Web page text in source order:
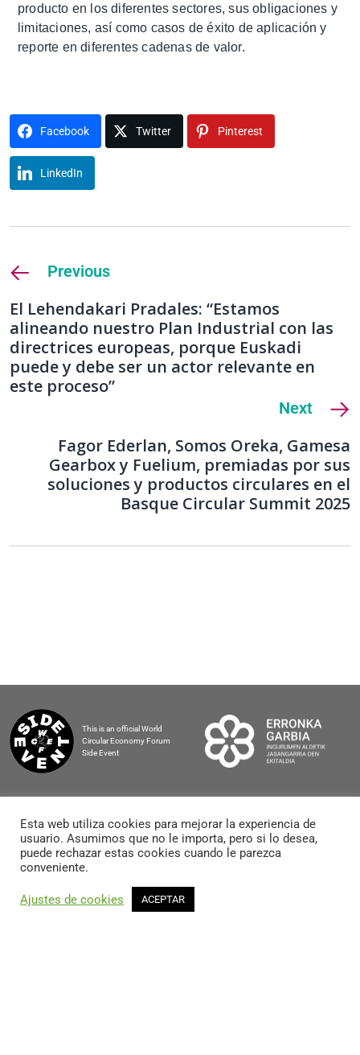
producto en los diferentes sectores, sus obligaciones y
limitaciones, así como casos de éxito de aplicación y
reporte en diferentes cadenas de valor.
Facebook Twitter Pinterest
LinkedIn
Previous
El Lehendakari Pradales: “Estamos
alineando nuestro Plan Industrial con las
directrices europeas, porque Euskadi
puede y debe ser un actor relevante en
este proceso”
Next
Fagor Ederlan, Somos Oreka, Gamesa
Gearbox y Fuelium, premiadas por sus
soluciones y productos circulares en el
Basque Circular Summit 2025
This is an official World
Circular Economy Forum
Side Event
2025 BASQUE CIRCULAR SUMMIT
Esta web utiliza cookies para mejorar la experiencia de
usuario. Asumimos que no le importa, pero si lo desea,
puede rechazar estas cookies cuando le parezca
conveniente.
Ajustes de cookies ACEPTAR